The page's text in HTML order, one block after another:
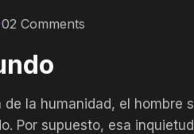
02 Comments
la humanidad, el hombre
Por supuesto, esa